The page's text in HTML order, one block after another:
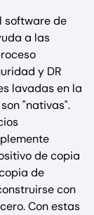
software de
a las
y DR
lavadas en la
"nativas".
de copia
de
con
Con estas